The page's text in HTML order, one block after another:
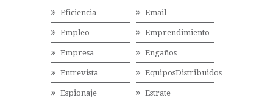
Eficiencia Email
Empleo Emprendimiento
Empresa Engaños
Entrevista EquiposDistribuidos
Espionaje Estrate